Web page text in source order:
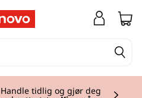
tidlig og gjør deg